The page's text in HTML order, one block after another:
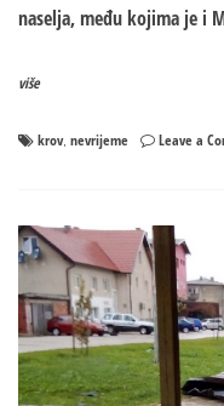
naselja, među kojima je i
više
krov, nevrijeme Leave a